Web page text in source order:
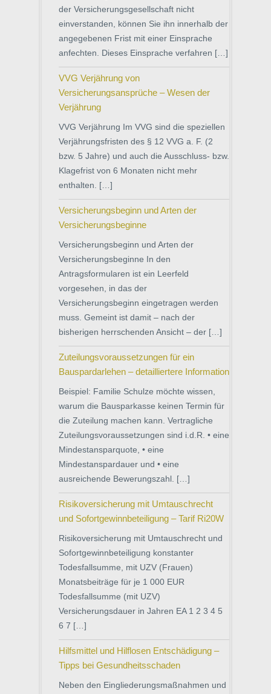
der Versicherungsgesellschaft nicht
einverstanden, können Sie ihn innerhalb der
angegebenen Frist mit einer Einsprache
anfechten. Dieses Einsprache verfahren […]
VVG Verjährung von
Versicherungsansprüche – Wesen der
Verjährung
VVG Verjährung Im VVG sind die speziellen
Verjährungsfristen des § 12 VVG a. F. (2
bzw. 5 Jahre) und auch die Ausschluss- bzw.
Klagefrist von 6 Monaten nicht mehr
enthalten. […]
Versicherungsbeginn und Arten der
Versicherungsbeginne
Versicherungsbeginn und Arten der
Versicherungsbeginne In den
Antragsformularen ist ein Leerfeld
vorgesehen, in das der
Versicherungsbeginn eingetragen werden
muss. Gemeint ist damit – nach der
bisherigen herrschenden Ansicht – der […]
Zuteilungsvoraussetzungen für ein
Bauspardarlehen – detailliertere Information
Beispiel: Familie Schulze möchte wissen,
warum die Bausparkasse keinen Termin für
die Zuteilung machen kann. Vertragliche
Zuteilungsvoraussetzungen sind i.d.R. • eine
Mindestansparquote, • eine
Mindestanspardauer und • eine
ausreichende Bewerungszahl. […]
Risikoversicherung mit Umtauschrecht
und Sofortgewinnbeteiligung – Tarif Ri20W
Risikoversicherung mit Umtauschrecht und
Sofortgewinnbeteiligung konstanter
Todesfallsumme, mit UZV (Frauen)
Monatsbeiträge für je 1 000 EUR
Todesfallsumme (mit UZV)
Versicherungsdauer in Jahren EA 1 2 3 4 5
6 7 […]
Hilfsmittel und Hilflosen Entschädigung –
Tipps bei Gesundheitsschaden
Neben den Eingliederungsmaßnahmen und